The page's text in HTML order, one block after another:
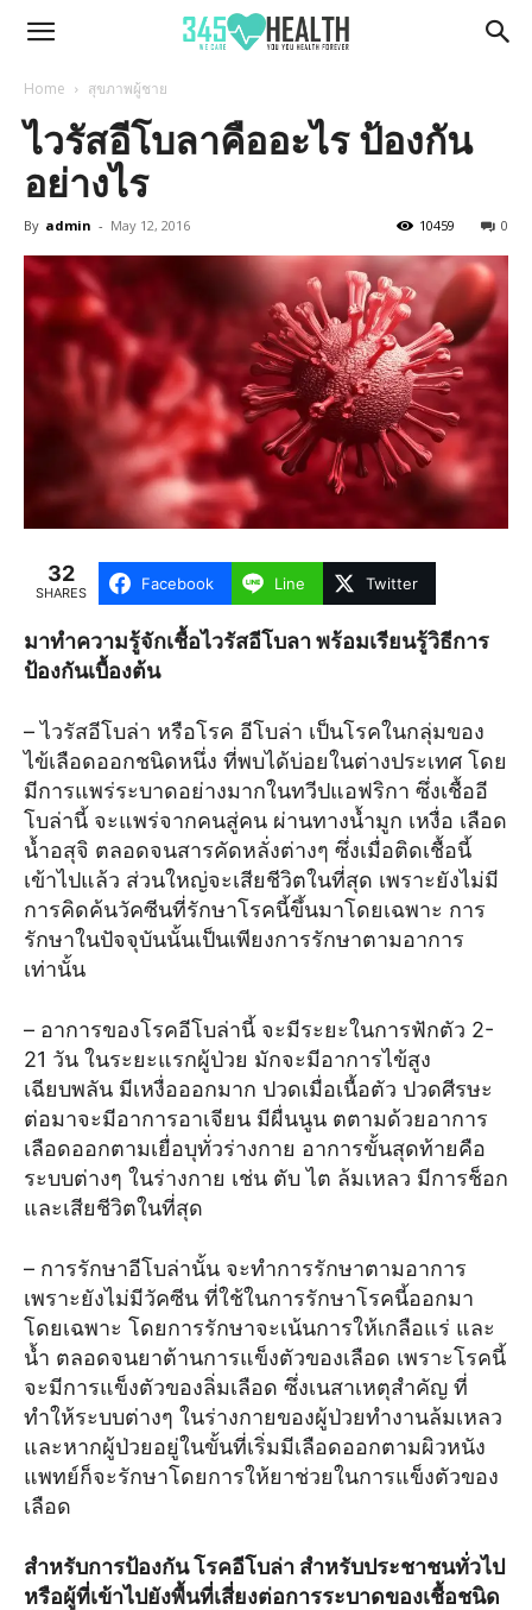
345Health
Home สุขภาพผู้ชาย
ไวรัสอีโบลาคืออะไร ป้องกัน
อย่างไร
By admin - May 12, 2016 0
10459
32
SHARES
Facebook Line Twitter
มาทำความรู้จักเชื้อไวรัสอีโบลา พร้อมเรียนรู้วิธีการ
ป้องกันเบื้องต้น
– ไวรัสอีโบล่า หรือโรค อีโบล่า เป็นโรคในกลุ่มของ
ไข้เลือดออกชนิดหนึ่ง ที่พบได้บ่อยในต่างประเทศ โดย
มีการแพร่ระบาดอย่างมากในทวีปแอฟริกา ซึ่งเชื้ออี
โบล่านี้ จะแพร่จากคนสู่คน ผ่านทางน้ำมูก เหงื่อ เลือด
น้ำอสุจิ ตลอดจนสารคัดหลั่งต่างๆ ซึ่งเมื่อติดเชื้อนี้
เข้าไปแล้ว ส่วนใหญ่จะเสียชีวิตในที่สุด เพราะยังไม่มี
การคิดค้นวัคซีนที่รักษาโรคนี้ขึ้นมาโดยเฉพาะ การ
รักษาในปัจจุบันนั้นเป็นเพียงการรักษาตามอาการ
เท่านั้น
– อาการของโรคอีโบล่านี้ จะมีระยะในการฟักตัว 2-
21 วัน ในระยะแรกผู้ป่วย มักจะมีอาการไข้สูง
เฉียบพลัน มีเหงื่อออกมาก ปวดเมื่อเนื้อตัว ปวดศีรษะ
ต่อมาจะมีอาการอาเจียน มีผื่นนูน ตตามด้วยอาการ
เลือดออกตามเยื่อบุทั่วร่างกาย อาการขั้นสุดท้ายคือ
ระบบต่างๆ ในร่างกาย เช่น ตับ ไต ล้มเหลว มีการช็อก
และเสียชีวิตในที่สุด
– การรักษาอีโบล่านั้น จะทำการรักษาตามอาการ
เพราะยังไม่มีวัคซีน ที่ใช้ในการรักษาโรคนี้ออกมา
โดยเฉพาะ โดยการรักษาจะเน้นการให้เกลือแร่ และ
น้ำ ตลอดจนยาต้านการแข็งตัวของเลือด เพราะโรคนี้
จะมีการแข็งตัวของลิ่มเลือด ซึ่งเนสาเหตุสำคัญ ที่
ทำให้ระบบต่างๆ ในร่างกายของผู้ป่วยทำงานล้มเหลว
และหากผู้ป่วยอยู่ในขั้นที่เริ่มมีเลือดออกตามผิวหนัง
แพทย์ก็จะรักษาโดยการให้ยาช่วยในการแข็งตัวของ
เลือด
สำหรับการป้องกัน โรคอีโบล่า สำหรับประชาชนทั่วไป
หรือผู้ที่เข้าไปยังพื้นที่เสี่ยงต่อการระบาดของเชื้อชนิด